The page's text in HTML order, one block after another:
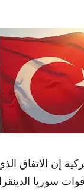
إن الاتفاق
سوريا